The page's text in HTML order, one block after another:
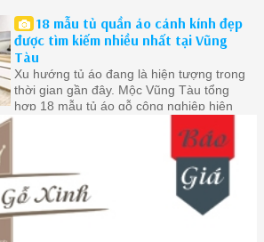
18 mẫu tủ quần áo cánh kính đẹp
được tìm kiếm nhiều nhất tại Vũng
Tàu
Xu hướng tủ áo đang là hiện tượng trong
thời gian gần đây. Mộc Vũng Tàu tổng
hợp 18 mẫu tủ áo gỗ công nghiệp hiện